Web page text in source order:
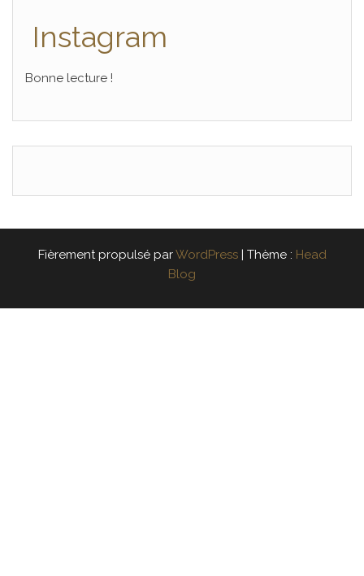
Instagram
Bonne lecture !
Fièrement propulsé parWordPress | Thème : Head
Blog